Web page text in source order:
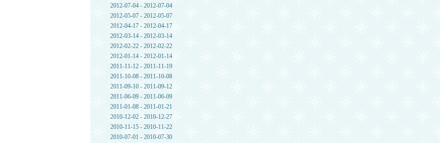
2012-07-04 - 2012-07-04
2012-05-07 - 2012-05-07
2012-04-17 - 2012-04-17
2012-03-14 - 2012-03-14
2012-02-22 - 2012-02-22
2012-01-14 - 2012-01-14
2011-11-12 - 2011-11-19
2011-10-08 - 2011-10-08
2011-09-10 - 2011-09-12
2011-06-09 - 2011-06-09
2011-01-08 - 2011-01-21
2010-12-02 - 2010-12-27
2010-11-15 - 2010-11-22
2010-07-01 - 2010-07-30